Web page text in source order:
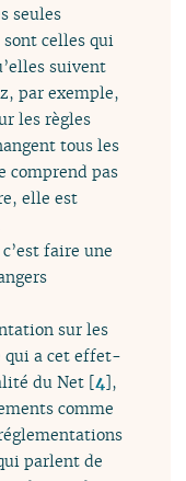
seules
celles qui
suivent
par exemple,
les règles
tous les
comprend pas
elle est
faire une
sur les
qui a cet effet-
du Net [4],
comme
parlent de